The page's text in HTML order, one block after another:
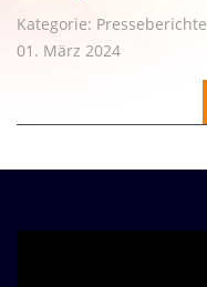
Kategorie: Presseberichte
01. März 2024